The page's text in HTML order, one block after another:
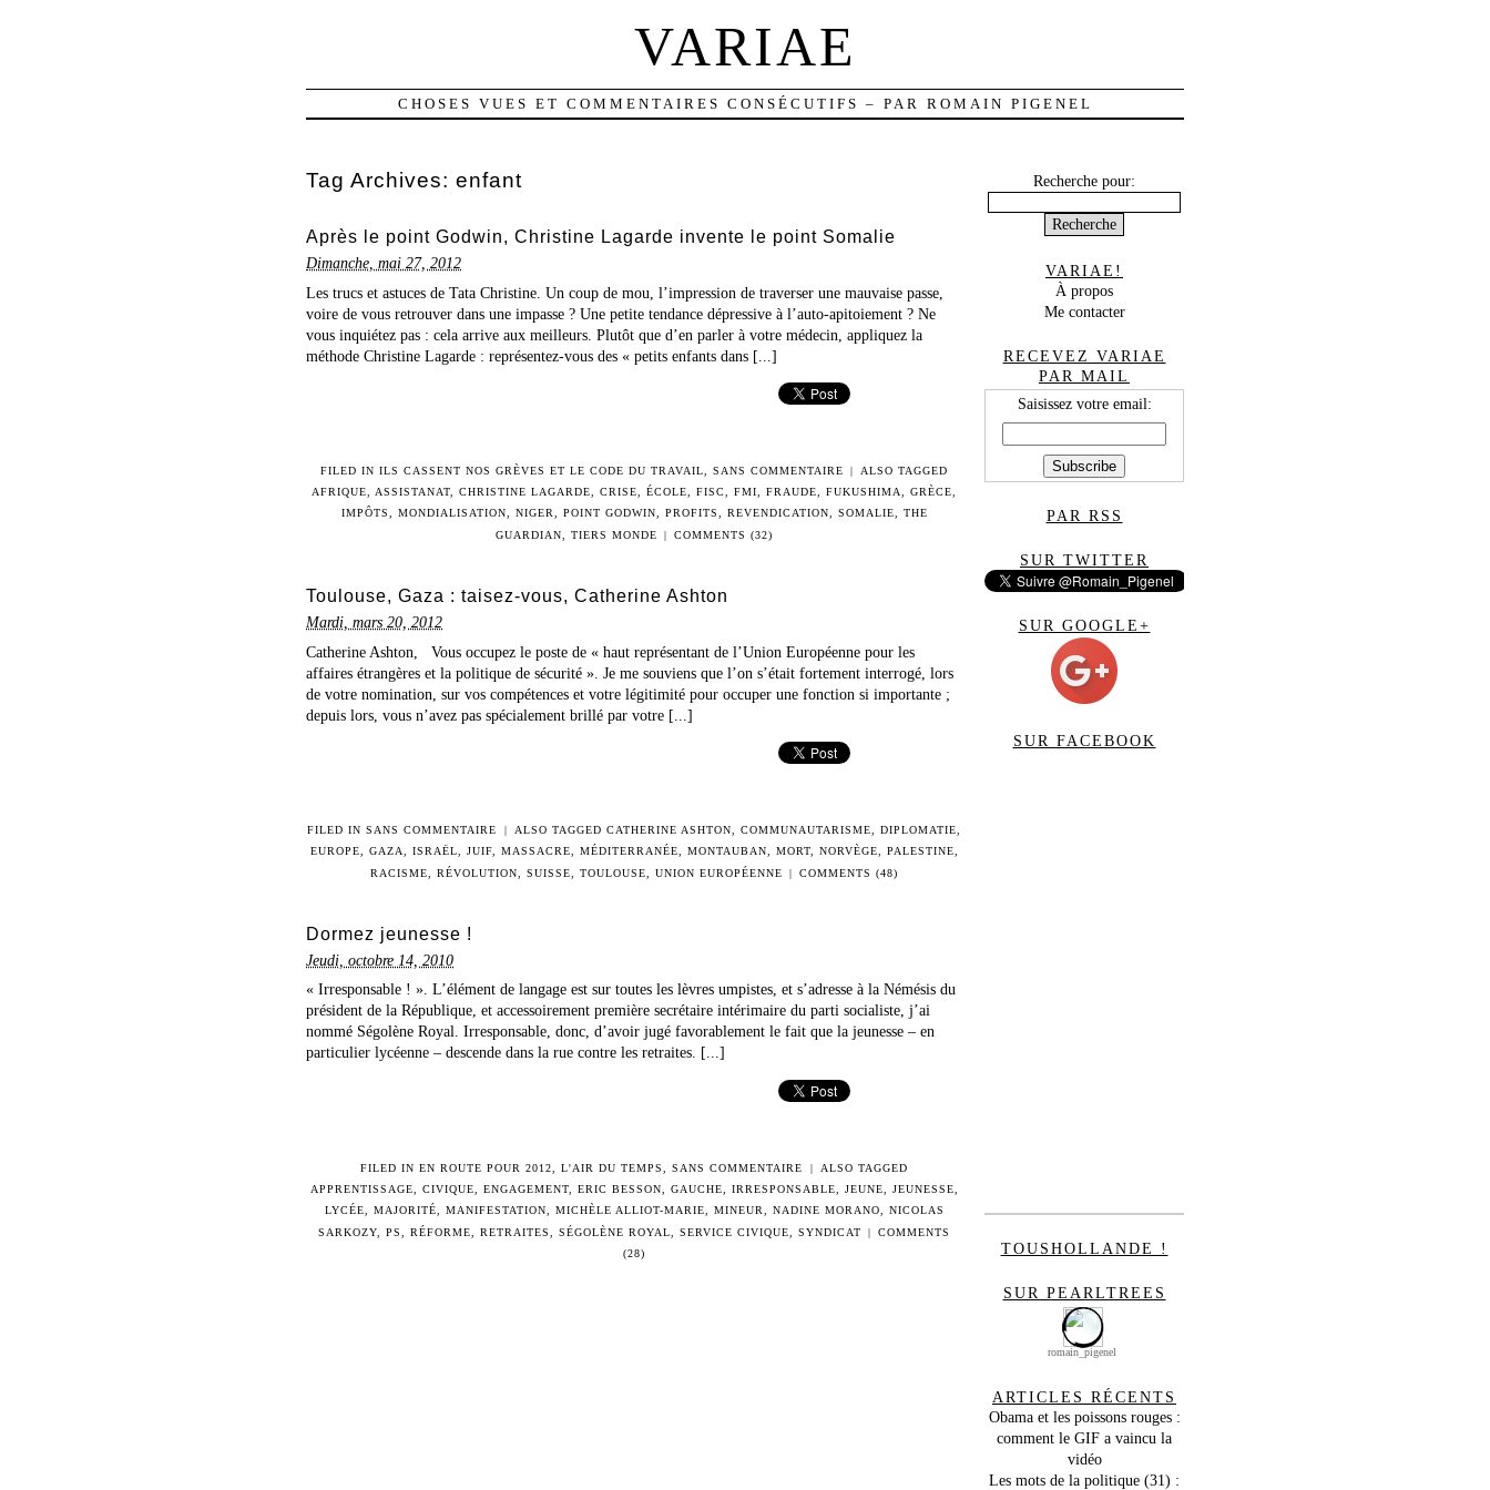
VARIAE
CHOSES VUES ET COMMENTAIRES CONSÉCUTIFS – PAR ROMAIN PIGENEL
Tag Archives: enfant
Après le point Godwin, Christine Lagarde invente le point Somalie
Dimanche, mai 27, 2012
Les trucs et astuces de Tata Christine. Un coup de mou, l’impression de traverser une mauvaise passe,
voire de vous retrouver dans une impasse ? Une petite tendance dépressive à l’auto-apitoiement ? Ne
vous inquiétez pas : cela arrive aux meilleurs. Plutôt que d’en parler à votre médecin, appliquez la
méthode Christine Lagarde : représentez-vous des « petits enfants dans [...]
FILED IN ILS CASSENT NOS GRÈVES ET LE CODE DU TRAVAIL SANS COMMENTAIRE |
ALSO TAGGED
AFRIQUE
ASSISTANAT CHRISTINE LAGARDE CRISE ÉCOLE FISC FMI FRAUDE FUKUSHIMA GRÈCE
IMPÔTS
MONDIALISATION NIGER POINT GODWIN PROFITS REVENDICATION SOMALIE
THE
GUARDIAN
TIERS MONDE | COMMENTS (32)
Toulouse, Gaza : taisez-vous, Catherine Ashton
Mardi, mars 20, 2012
Catherine Ashton, Vous occupez le poste de « haut représentant de l’Union Européenne pour les
affaires étrangères et la politique de sécurité‎ ». Je me souviens que l’on s’était fortement interrogé, lors
de votre nomination, sur vos compétences et votre légitimité pour occuper une fonction si importante ;
depuis lors, vous n’avez pas spécialement brillé par votre [...]
FILED INSANS COMMENTAIRE | ALSO TAGGED CATHERINE ASHTON COMMUNAUTARISME DIPLOMATIE
EUROPE
GAZA ISRAËL JUIF, MASSACRE MÉDITERRANÉE MONTAUBAN MORT, NORVÈGE PALESTINE
RACISME
RÉVOLUTION SUISSE TOULOUSE UNION EUROPÉENNE | COMMENTS (48)
Dormez jeunesse !
Jeudi, octobre 14, 2010
« Irresponsable ! ». L’élément de langage est sur toutes les lèvres umpistes, et s’adresse à la Némésis du
président de la République, et accessoirement première secrétaire intérimaire du parti socialiste, j’ai
nommé Ségolène Royal. Irresponsable, donc, d’avoir jugé favorablement le fait que la jeunesse – en
particulier lycéenne – descende dans la rue contre les retraites. [...]
FILED INEN ROUTE POUR 2012 ,L'AIR DU TEMPS ,SANS COMMENTAIRE |
ALSO TAGGED
APPRENTISSAGE
CIVIQUE ENGAGEMENT, ERIC BESSON GAUCHE IRRESPONSABLE JEUNE JEUNESSE
LYCÉE
MAJORITÉ MANIFESTATION MICHÈLE ALLIOT-MARIE MINEUR NADINE MORANO
NICOLAS
SARKOZY, PS RÉFORME RETRAITES SÉGOLÈNE ROYAL SERVICE CIVIQUE SYNDICAT |
COMMENTS
(28)
Recherche pour:
VARIAE!
À propos
Me contacter
RECEVEZ VARIAE
PAR MAIL
Saisissez votre email:
PAR RSS
SUR TWITTER
SUR GOOGLE+
SUR FACEBOOK
TOUSHOLLANDE !
SUR PEARLTREES
romain_pigenel
ARTICLES RÉCENTS
Obama et les poissons rouges :
comment le GIF a vaincu la
vidéo
Les mots de la politique (31) :